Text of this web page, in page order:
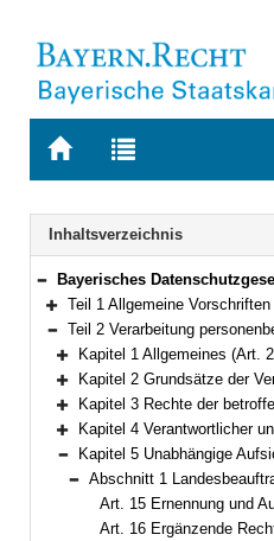
Zur
BAYERN.RECHT
Zur
letzten
Suche
Navigation
Inhaltsverzeichnis
Bereich reduzieren
Bayerisches Datenschutzgesetz (BayDSG) Vom
Bereich erweitern
Teil 1 Allgemeine
Bereich reduzieren
Teil 2 Verarbeitung
Bereich erweitern
Kapitel 1 Allgemeines (Art.
Bereich erweitern
Kapitel 2 Grundsätze der
Bereich erweitern
Kapitel 3 Rechte der
Bereich erweitern
Kapitel 4 Verantwortlicher
Bereich reduzieren
Kapitel 5 Unabhängige
Bereich reduzieren
Abschnitt 1
Art. 15 Ernennung und
Art. 16 Ergänzende Rechte